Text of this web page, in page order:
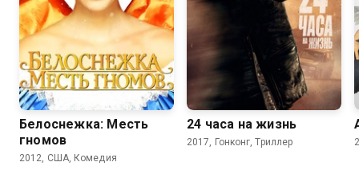
6.1 5.6
Белоснежка: Месть
гномов
2012, США, Комедия
24 часа на жизнь
2017, Гонконг, Триллер